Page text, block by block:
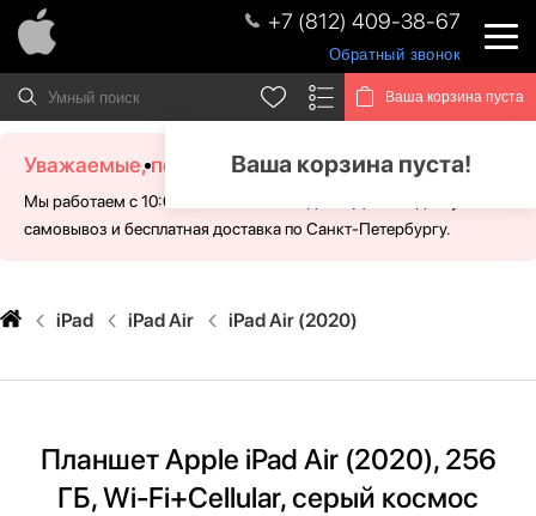
+7 (812) 409-38-67
Обратный звонок
Ваша корзина пуста
Ваша корзина пуста!
Уважаемые, посетители!
Мы работаем с 10:00 - 21:00 без выходных. Для Вас доступен
самовывоз и бесплатная доставка по Санкт-Петербургу.
iPad iPad Air iPad Air (2020)
Планшет Apple iPad Air (2020), 256
ГБ, Wi-Fi+Cellular, серый космос